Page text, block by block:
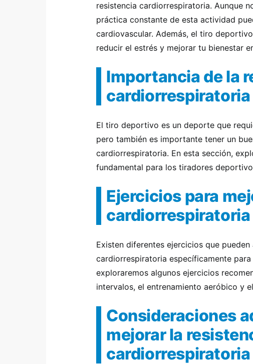
resistencia cardiorrespiratoria. Aunque
práctica constante de esta actividad
cardiovascular. Además, el tiro
reducir el estrés y mejorar tu bienestar
Importancia de la
El tiro deportivo es un deporte que
pero también es importante tener un
cardiorrespiratoria. En esta sección,
fundamental para los tiradores
Ejercicios para
Existen diferentes ejercicios que
cardiorrespiratoria específicamente
exploraremos algunos ejercicios
intervalos, el entrenamiento aeróbico y
Consideraciones
mejorar la
cardiorrespiratoria